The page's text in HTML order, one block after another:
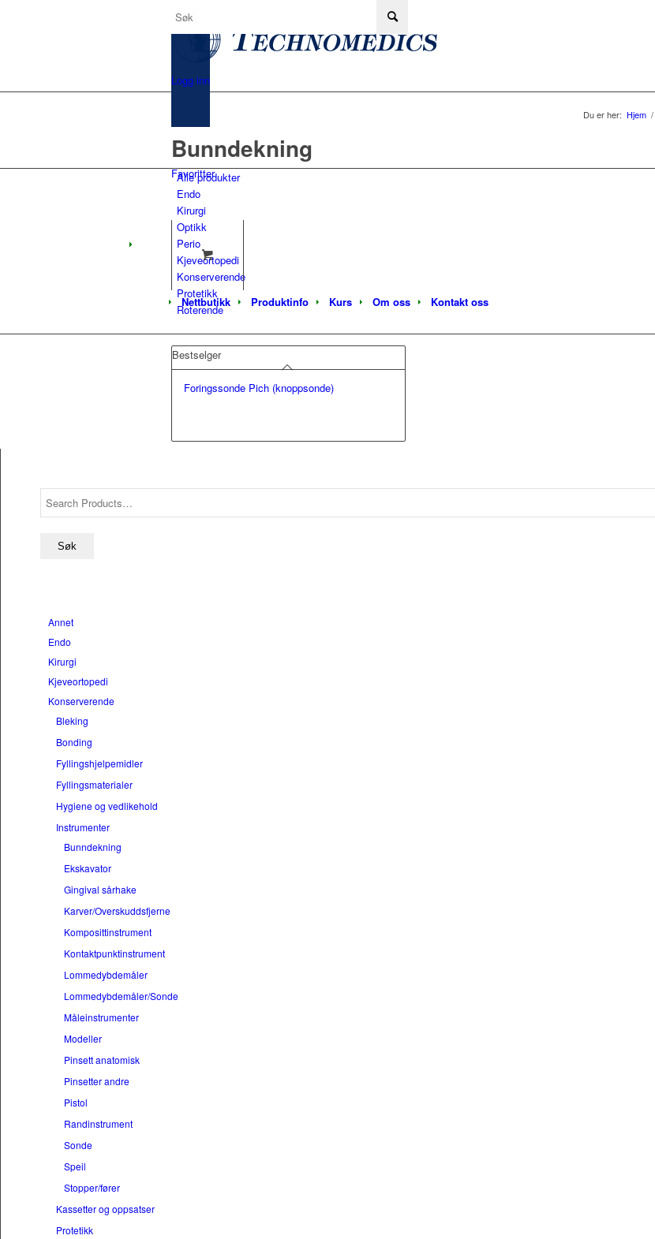
Logg inn
Favoritter
Nettbutikk Produktinfo Kurs Om oss Kontakt oss
Du er her: Hjem /
Bunndekning
Alle produkter
Endo
Kirurgi
Optikk
Perio
Kjeveortopedi
Konserverende
Protetikk
Roterende
Bestselger
Foringssonde Pich (knoppsonde)
Annet
Endo
Kirurgi
Kjeveortopedi
Konserverende
Bleking
Bonding
Fyllingshjelpemidler
Fyllingsmaterialer
Hygiene og vedlikehold
Instrumenter
Bunndekning
Ekskavator
Gingival sårhake
Karver/Overskuddsfjerne
Komposittinstrument
Kontaktpunktinstrument
Lommedybdemåler
Lommedybdemåler/Sonde
Måleinstrumenter
Modeller
Pinsett anatomisk
Pinsetter andre
Pistol
Randinstrument
Sonde
Speil
Stopper/fører
Kassetter og oppsatser
Protetikk